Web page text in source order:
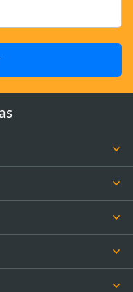
a sujeira pesada.
hora uma
entre 300 e 500 litros
pressão reduz o tempo
pressão para
Use o bico com jato mais